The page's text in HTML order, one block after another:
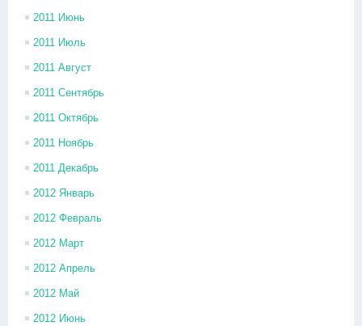
2011 Июнь
2011 Июль
2011 Август
2011 Сентябрь
2011 Октябрь
2011 Ноябрь
2011 Декабрь
2012 Январь
2012 Февраль
2012 Март
2012 Апрель
2012 Май
2012 Июнь